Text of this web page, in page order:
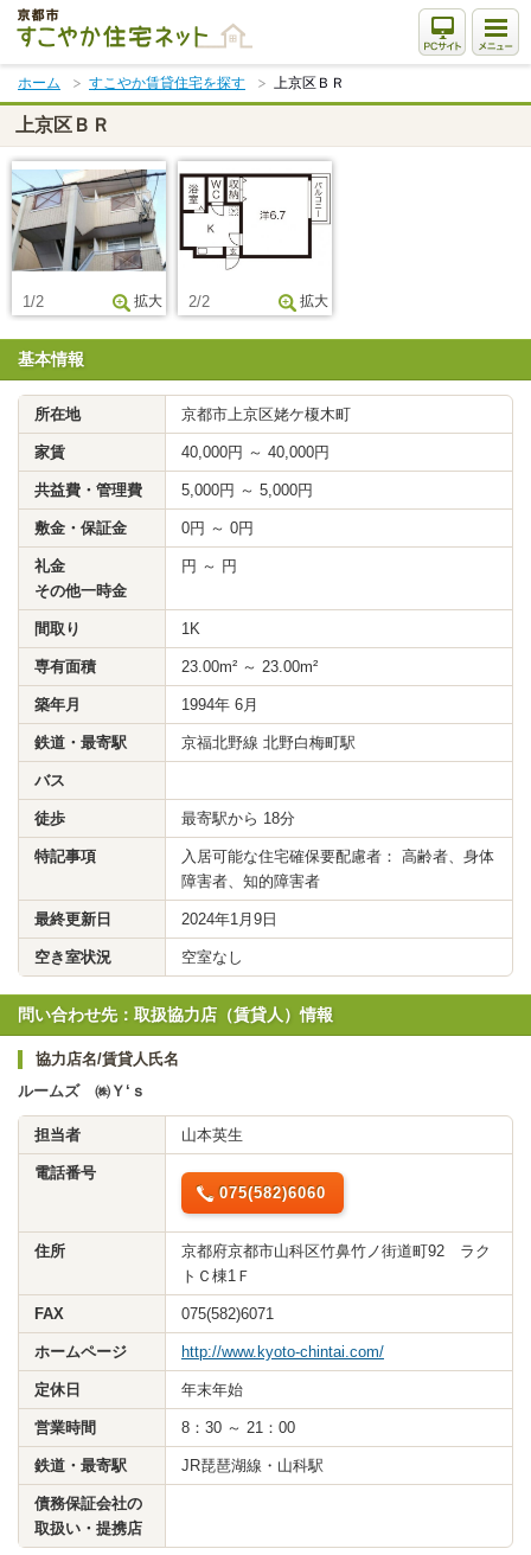
本
文
ま
で
ス
キ
ッ
プ
ホーム すこやか賃貸住宅を探す 上京区ＢＲ
上京区ＢＲ
1/2 拡大 2/2 拡大
基本情報
所在地 京都市上京区姥ケ榎木町
家賃 40,000円 ～ 40,000円
共益費・管理費 5,000円 ～ 5,000円
敷金・保証金 0円 ～ 0円
礼金
その他一時金
円 ～ 円
間取り 1K
専有面積 23.00m² ～ 23.00m²
築年月 1994年 6月
鉄道・最寄駅 京福北野線 北野白梅町駅
バス
徒歩 最寄駅から 18分
特記事項
入居可能な住宅確保要配慮者： 高齢者、身体
障害者、知的障害者
最終更新日 2024年1月9日
空き室状況 空室なし
問い合わせ先：取扱協力店（賃貸人）情報
協力店名/賃貸人氏名
ルームズ ㈱Ｙ‘ｓ
担当者 山本英生
電話番号
075(582)6060
住所
京都府京都市山科区竹鼻竹ノ街道町92 ラク
トＣ棟1Ｆ
FAX 075(582)6071
ホームページ http://www.kyoto-chintai.com/
定休日 年末年始
営業時間 8：30 ～ 21：00
鉄道・最寄駅 JR琵琶湖線・山科駅
債務保証会社の
取扱い・提携店